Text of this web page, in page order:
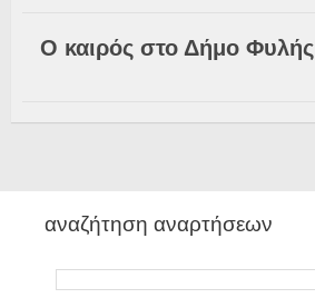
Ο καιρός στο Δήμο Φυλής
αναζήτηση αναρτήσεων